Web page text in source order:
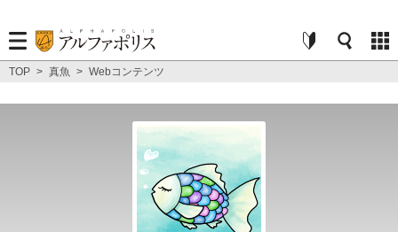
TOP > 真魚 > Webコンテンツ